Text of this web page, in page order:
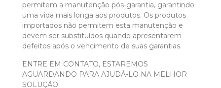
permitem a manutenção pós-garantia, garantindo
uma vida mais longa aos produtos. Os produtos
importados não permitem esta manutenção e
devem ser substituídos quando apresentarem
defeitos após o vencimento de suas garantias.
ENTRE EM CONTATO, ESTAREMOS
AGUARDANDO PARA AJUDÁ-LO NA MELHOR
SOLUÇÃO.